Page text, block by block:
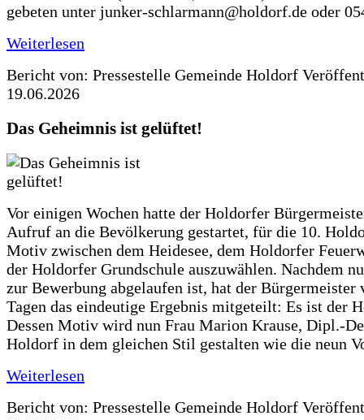
gebeten unter junker-schlarmann@holdorf.de oder
Weiterlesen
Bericht von: Pressestelle Gemeinde Holdorf
19.06.2026
Das Geheimnis ist gelüftet!
Vor einigen Wochen hatte der Holdorfer
Aufruf an die Bevölkerung gestartet, für die 10.
Motiv zwischen dem Heidesee, dem Holdorfer
der Holdorfer Grundschule auszuwählen. Nachdem
zur Bewerbung abgelaufen ist, hat der Bürgermeister
Tagen das eindeutige Ergebnis mitgeteilt: Es ist der
Dessen Motiv wird nun Frau Marion Krause, Dipl.-
Holdorf in dem gleichen Stil gestalten wie die neun
Weiterlesen
Bericht von: Pressestelle Gemeinde Holdorf